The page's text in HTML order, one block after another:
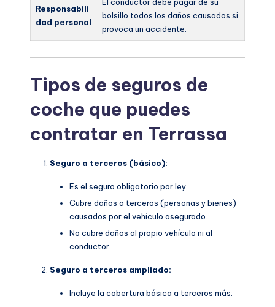
Responsabili
dad personal
bolsillo todos los daños causados si
provoca un accidente.
Tipos de seguros de
coche que puedes
contratar en Terrassa
Seguro a terceros (básico):
Es el seguro obligatorio por ley.
Cubre daños a terceros (personas y bienes)
causados por el vehículo asegurado.
No cubre daños al propio vehículo ni al
conductor.
Seguro a terceros ampliado:
Incluye la cobertura básica a terceros más: